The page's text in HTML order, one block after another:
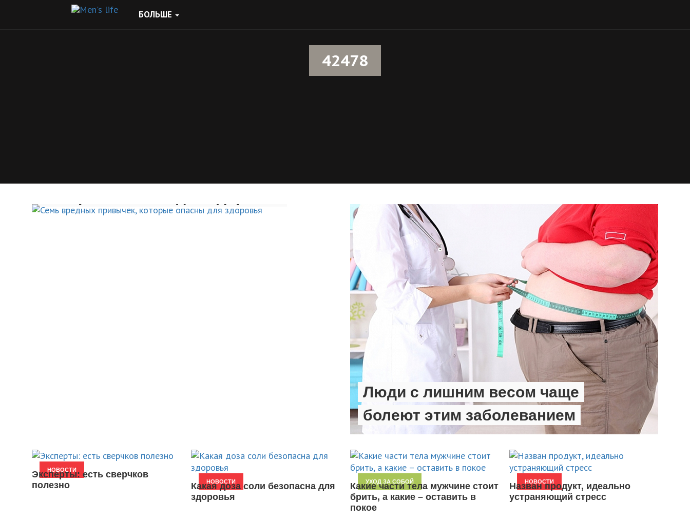
БОЛЬШЕ
42478
Люди с лишним весом чаще
болеют этим заболеванием
НОВОСТИ
Эксперты: есть сверчков
полезно
НОВОСТИ
Какая доза соли безопасна для
здоровья
УХОД ЗА СОБОЙ
Какие части тела мужчине стоит
брить, а какие – оставить в
покое
НОВОСТИ
Назван продукт, идеально
устраняющий стресс